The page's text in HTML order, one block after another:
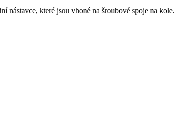
nástavce, které jsou vhoné na šroubové spoje na kole.